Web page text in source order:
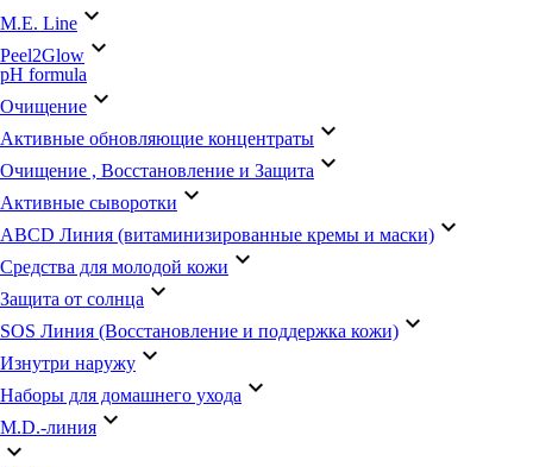
M.E. Line keyboard_arrow_down
Peel2Glow keyboard_arrow_down
pH formula
Очищение keyboard_arrow_down
Активные обновляющие концентраты keyboard_arrow_down
Очищение , Восстановление и Защита keyboard_arrow_down
Активные сыворотки keyboard_arrow_down
АВСD Линия (витаминизированные кремы и маски) keyboard_arrow_down
Средства для молодой кожи keyboard_arrow_down
Защита от солнца keyboard_arrow_down
SOS Линия (Восстановление и поддержка кожи) keyboard_arrow_down
Изнутри наружу keyboard_arrow_down
Наборы для домашнего ухода keyboard_arrow_down
M.D.-линия keyboard_arrow_down
keyboard_arrow_down